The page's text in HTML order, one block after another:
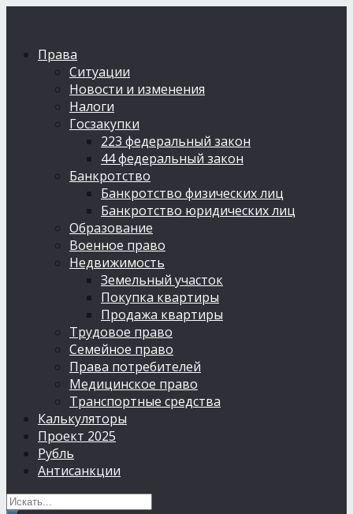
Права
Ситуации
Новости и изменения
Налоги
Госзакупки
223 федеральный закон
44 федеральный закон
Банкротство
Банкротство физических лиц
Банкротство юридических лиц
Образование
Военное право
Недвижимость
Земельный участок
Покупка квартиры
Продажа квартиры
Трудовое право
Семейное право
Права потребителей
Медицинское право
Транспортные средства
Калькуляторы
Проект 2025
Рубль
Антисанкции